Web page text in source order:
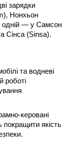
зарядки
Нонхьон
одній — у Самсон
Сінса (Sinsa).
та водневі
роботі
керовані
покращити якість